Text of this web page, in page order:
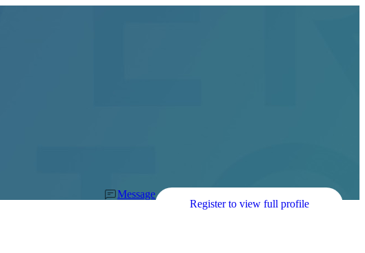
Message
Register to view full profile